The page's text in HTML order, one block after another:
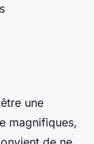
une
magnifiques,